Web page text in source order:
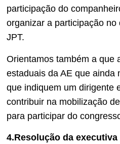
participação do
organizar a participação no
JPT.
Orientamos também a que
estaduais da AE que ainda
que indiquem um dirigente
contribuir na mobilização
para participar do
4.Resolução da